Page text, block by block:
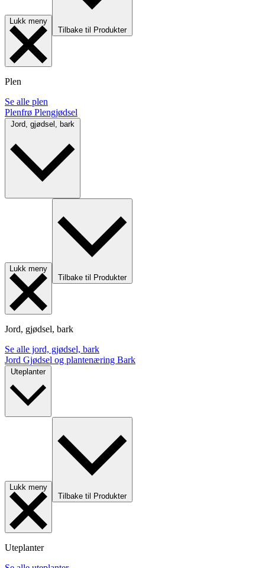
Lukk meny
Tilbake til Produkter
Plen
Se alle plen
Plenfrø Plengjødsel
Lukk meny
Tilbake til Produkter
Jord, gjødsel, bark
Se alle jord, gjødsel, bark
Jord Gjødsel og plantenæring Bark
Uteplanter
Lukk meny
Tilbake til Produkter
Uteplanter